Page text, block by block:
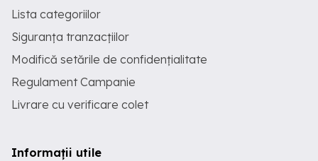
Lista categoriilor
Siguranța tranzacțiilor
Modifică setările de confidențialitate
Regulament Campanie
Livrare cu verificare colet
Informații utile